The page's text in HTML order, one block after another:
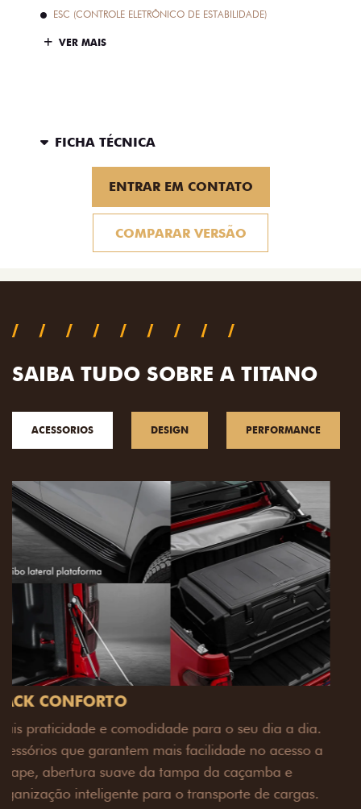
ESC (CONTROLE ELETRÔNICO DE ESTABILIDADE)
VER MAIS
FICHA TÉCNICA
ENTRAR EM CONTATO
COMPARAR VERSÃO
SAIBA TUDO SOBRE A TITANO
ACESSORIOS DESIGN PERFORMANCE
PACK OFF-ROAD
Prepare sua picape para qualquer desafio. O Pack
off-road combina engate de reboque para até 3,5
toneladas, alargadores de para-lamas e overbumper,
oferecendo mais capacidade de reboque, proteção